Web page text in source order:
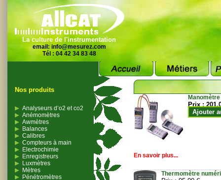
La culture de l'instrumentation
email: info@mesurez.com
Tél : 04 42 34 83 48
Nos produits
Analyseurs d’o2 et co2
Anémomètres
Awmètres
Balances
Calibres
Compteurs à main
Electrochimie
Enregistreurs
Luxmètres
Mètres
Pénétromètres
Prix :
Ajouter
En savoir plus...
Thermomètre